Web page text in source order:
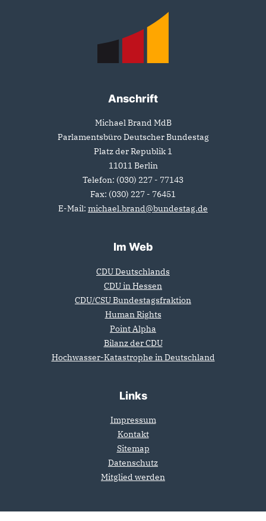
Anschrift
Michael Brand MdB
Parlamentsbüro Deutscher Bundestag
Platz der Republik 1
11011Berlin
Telefon: (030) 227 - 77143
Fax: (030) 227 - 76451
E-Mail: michael.brand@bundestag.de
Im Web
CDU Deutschlands
CDU in Hessen
CDU/CSU Bundestagsfraktion
Human Rights
Point Alpha
Bilanz der CDU
Hochwasser-Katastrophe in Deutschland
Links
Impressum
Kontakt
Sitemap
Datenschutz
Mitglied werden